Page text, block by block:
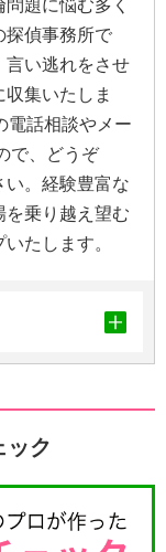
題に悩む多く
探偵事務所で
言い逃れをさせ
集いたしま
電話相談やメー
で、どうぞ
い。経験豊富な
を乗り越え望む
たします。
ック